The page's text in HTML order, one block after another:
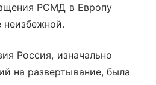
РСМД в Европу
неизбежной.
Россия, изначально
на развертывание, была